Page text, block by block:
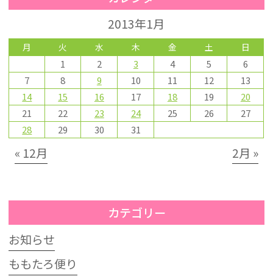
2013年1月
月 火 水 木 金 土 日
1 2 3 4 5
6
7
8 9 10 11 12
13
14
15 16 17 18 19
20
21
22 23 24 25 26
27
28
29 30 31
« 12月 2月 »
カテゴリー
お知らせ
ももたろ便り